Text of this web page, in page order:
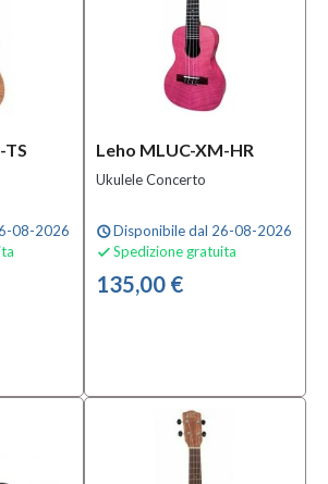
TS
08-2026
Leho MLUC-XM-HR
Ukulele Concerto
scheduleDisponibile dal 26-08-2026
 Spedizione gratuita
135,00 €